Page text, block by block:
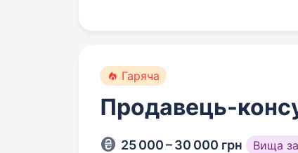
Гаряча
Продавець-
25 000 – 30 000 грн Вища